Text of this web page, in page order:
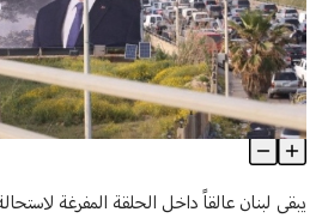
ثقافة ومجتمع
منوعات
ابحث
بدائل لبنان لرفض لقاء عون – نتنياهو
Article Content
يبقى لبنان عالقاً داخل الحلقة المفرغة